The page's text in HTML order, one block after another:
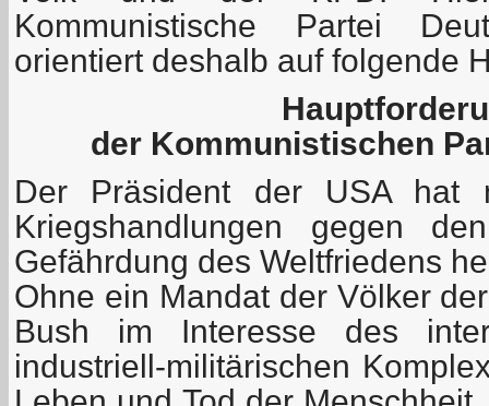
Kommunistische Partei
orientiert deshalb auf folgende
der Kommunistischen
Der Präsident der USA hat
Kriegshandlungen gegen
Gefährdung des Weltfriedens
Ohne ein Mandat der Völker
Bush im Interesse des
industriell-militärischen